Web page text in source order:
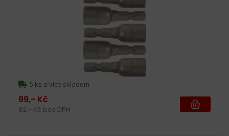
5 ks a více skladem
99,- Kč
82,- Kč bez DPH